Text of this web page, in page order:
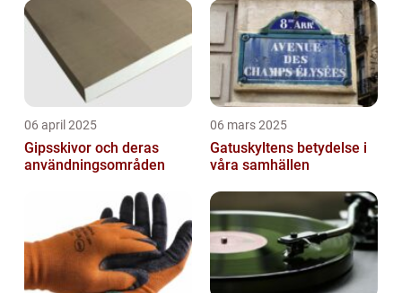
06 april 2025
Gipsskivor och deras
användningsområden
06 mars 2025
Gatuskyltens betydelse i
våra samhällen